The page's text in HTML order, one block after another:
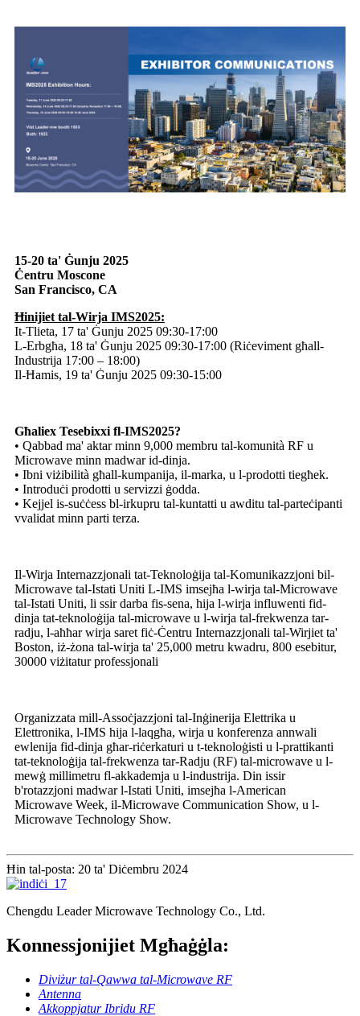
15-20 ta' Ġunju 2025
Ċentru Moscone
San Francisco, CA
Ħinijiet tal-Wirja IMS2025:
It-Tlieta, 17 ta' Ġunju 2025 09:30-17:00
L-Erbgħa, 18 ta' Ġunju 2025 09:30-17:00 (Riċeviment għall-
Industrija 17:00 – 18:00)
Il-Ħamis, 19 ta' Ġunju 2025 09:30-15:00
Għaliex Tesebixxi fl-IMS2025?
• Qabbad ma' aktar minn 9,000 membru tal-komunità RF u
Microwave minn madwar id-dinja.
• Ibni viżibilità għall-kumpanija, il-marka, u l-prodotti tiegħek.
• Introduċi prodotti u servizzi ġodda.
• Kejjel is-suċċess bl-irkupru tal-kuntatti u awditu tal-parteċipanti
vvalidat minn parti terza.
Il-Wirja Internazzjonali tat-Teknoloġija tal-Komunikazzjoni bil-
Microwave tal-Istati Uniti L-IMS imsejħa l-wirja tal-Microwave
tal-Istati Uniti, li ssir darba fis-sena, hija l-wirja influwenti fid-
dinja tat-teknoloġija tal-microwave u l-wirja tal-frekwenza tar-
radju, l-aħħar wirja saret fiċ-Ċentru Internazzjonali tal-Wirjiet ta'
Boston, iż-żona tal-wirja ta' 25,000 metru kwadru, 800 esebitur,
30000 viżitatur professjonali
Organizzata mill-Assoċjazzjoni tal-Inġinerija Elettrika u
Elettronika, l-IMS hija l-laqgħa, wirja u konferenza annwali
ewlenija fid-dinja għar-riċerkaturi u t-teknoloġisti u l-prattikanti
tat-teknoloġija tal-frekwenza tar-Radju (RF) tal-microwave u l-
mewġ millimetru fl-akkademja u l-industrija. Din issir
b'rotazzjoni madwar l-Istati Uniti, imsejħa l-American
Microwave Week, il-Microwave Communication Show, u l-
Microwave Technology Show.
Ħin tal-posta: 20 ta' Diċembru 2024
Chengdu Leader Microwave Technology Co., Ltd.
Konnessjonijiet Mgħaġġla:
Diviżur tal-Qawwa tal-Microwave RF
Antenna
Akkoppjatur Ibridu RF